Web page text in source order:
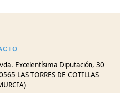
Excelentísima Diputación, 30
LAS TORRES DE COTILLAS